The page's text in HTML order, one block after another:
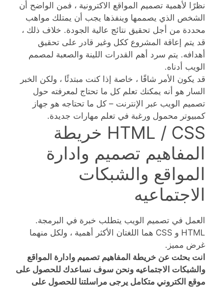
نظرًا لأهمية تصميم المواقع الاكترونية ، فمن الواضح أن
الشخص الذي يصممها وينفذها يجب أن يمتلك مواهب
محددة من أجل تحقيق نتائج عالية الجودة. خلاف ذلك ،
قد يتم إعاقة المشروع ككل وغير قادر على تحقيق
أهدافه. يتم سرد أهم القدرات اللينة والصعبة لمصمم
الويب أدناه.
قد يكون الأمر شاقًا ، خاصة إذا كنت مبتدئًا ، ولكن الخبر
السار هو أنه يمكنك تعلم كل ما تحتاج لمعرفته حول
تصميم الويب عبر الإنترنت – كل ما تحتاجه هو جهاز
كمبيوتر محمول ورغبة في تعلم مهارات جديدة.
HTML / CSS خريطة
المفاهيم تصميم وادارة
المواقع والشبكات
الاجتماعيه
العمل في تصميم الويب يتطلب خبرة في البرمجة.
HTML و CSS هما اللغتان الأكثر أهمية ، ولكل منهما
غرض مميز.
انت بحثت عن خريطة المفاهيم تصميم وادارة المواقع
والشبكات الاجتماعيه ونحن سوف نساعدك للحصول على
موقع الكتروني متكامل يرجى مراسلتنا للحصول على